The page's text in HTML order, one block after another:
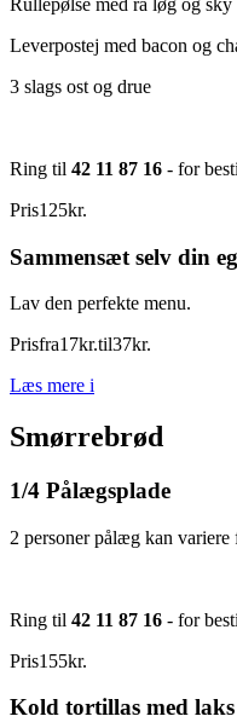
Leverpostej med bacon og
3 slags ost og drue
Ring til 42 11 87 16 - for
Pris125kr.
Sammensæt selv din
Lav den perfekte menu.
Prisfra17kr.til37kr.
Læs mere i
Smørrebrød
1/4 Pålægsplade
2 personer pålæg kan variere
Ring til 42 11 87 16 - for
Pris155kr.
Kold tortillas med